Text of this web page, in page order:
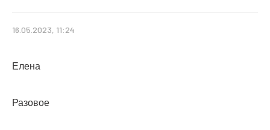
16.05.2023, 11:24
Елена
Разовое